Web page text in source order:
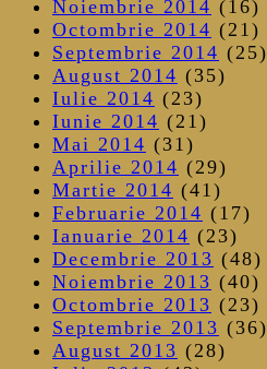
Noiembrie 2014 (16)
Octombrie 2014 (21)
Septembrie 2014 (25)
August 2014 (35)
Iulie 2014 (23)
Iunie 2014 (21)
Mai 2014 (31)
Aprilie 2014 (29)
Martie 2014 (41)
Februarie 2014 (17)
Ianuarie 2014 (23)
Decembrie 2013 (48)
Noiembrie 2013 (40)
Octombrie 2013 (23)
Septembrie 2013 (36)
August 2013 (28)